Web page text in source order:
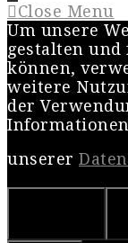
Close Menu
Um unsere
gestalten
können,
weitere
der
unserer